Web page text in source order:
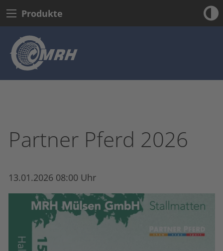
Produkte
Partner Pferd 2026
13.01.2026 08:00 Uhr